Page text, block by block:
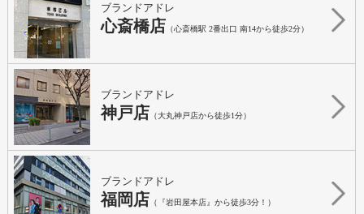
ブランドアドレ
心斎橋店 （心斎橋駅 2番出口 南14から徒歩2分）
ブランドアドレ
神戸店 （大丸神戸店から徒歩1分）
ブランドアドレ
福岡店 （『岩田屋本店』から徒歩3分！）